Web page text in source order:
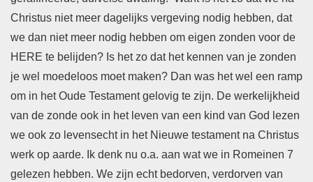
Christus niet meer dagelijks vergeving nodig hebben, dat
we dan niet meer nodig hebben om eigen zonden voor de
HERE te belijden? Is het zo dat het kennen van je zonden
je wel moedeloos moet maken? Dan was het wel een ramp
om in het Oude Testament gelovig te zijn. De werkelijkheid
van de zonde ook in het leven van een kind van God lezen
we ook zo levensecht in het Nieuwe testament na Christus
werk op aarde. Ik denk nu o.a. aan wat we in Romeinen 7
gelezen hebben. We zijn echt bedorven, verdorven van